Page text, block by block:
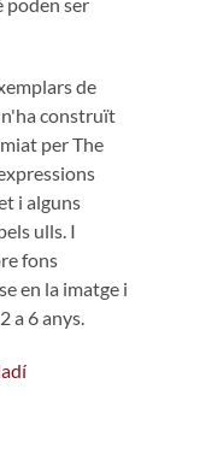
de
n'ha construït
per The
i alguns
ulls. I
fons
en la imatge i
a 6 anys.